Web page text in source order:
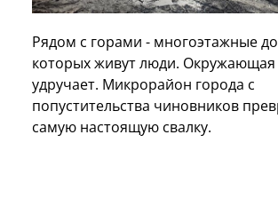
Рядом с горами - многоэтажные
которых живут люди. Окружающая
удручает. Микрорайон города с
попустительства чиновников
самую настоящую свалку.